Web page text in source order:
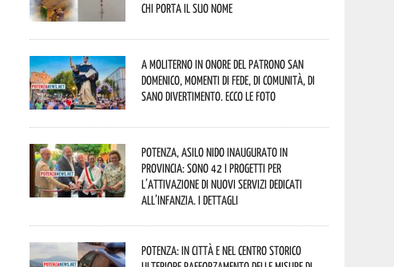
chi porta il suo nome
A Moliterno in onore del Patrono San
Domenico, momenti di fede, di comunità, di
sano divertimento. Ecco le foto
Potenza, asilo nido inaugurato in
provincia: sono 42 i progetti per
l’attivazione di nuovi servizi dedicati
all’infanzia. I dettagli
Potenza: in città e nel centro storico